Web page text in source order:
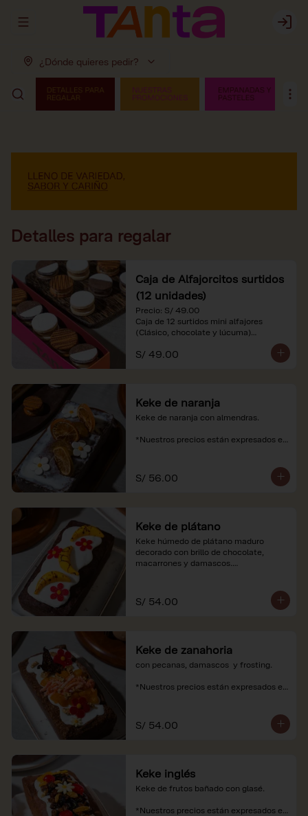
Abrir menu de navegación Login
¿Dónde quieres pedir?
Detalles para regalar
Caja de Alfajorcitos surtidos
(12 unidades)
Precio: S/ 49.00
Caja de 12 surtidos mini alfajores
(Clásico, chocolate y lúcuma)
*Nuestros precios están expresados en
S/ 49.00
Keke de naranja
Keke de naranja con almendras.
*Nuestros precios están expresados en
S/ 56.00
Keke de plátano
Keke húmedo de plátano maduro
decorado con brillo de chocolate,
macarrones y damascos.
soles e incluyen impuestos de ley y
recargo al consumo.
S/ 54.00
Keke de zanahoria
con pecanas, damascos  y frosting.
*Nuestros precios están expresados en
S/ 54.00
Keke inglés
Keke de frutos bañado con glasé.
*Nuestros precios están expresados en